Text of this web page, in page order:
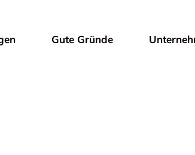
Gute Gründe